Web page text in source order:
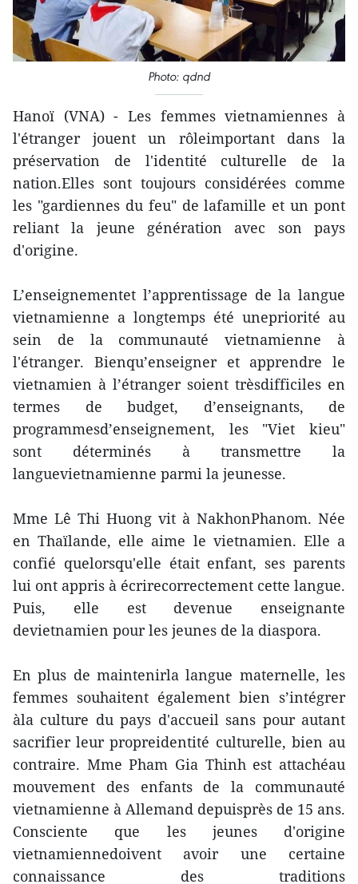
Photo: qdnd
Hanoï (VNA) - Les femmes vietnamiennes à
l'étranger jouent un rôleimportant dans la
préservation de l'identité culturelle de la
nation.Elles sont toujours considérées comme
les "gardiennes du feu" de lafamille et un pont
reliant la jeune génération avec son pays
d'origine.
L’enseignementet l’apprentissage de la langue
vietnamienne a longtemps été unepriorité au
sein de la communauté vietnamienne à
l'étranger. Bienqu’enseigner et apprendre le
vietnamien à l’étranger soient trèsdifficiles en
termes de budget, d’enseignants, de
programmesd’enseignement, les "Viet kieu"
sont déterminés à transmettre la
languevietnamienne parmi la jeunesse.
Mme Lê Thi Huong vit à NakhonPhanom. Née
en Thaïlande, elle aime le vietnamien. Elle a
confié quelorsqu'elle était enfant, ses parents
lui ont appris à écrirecorrectement cette langue.
Puis, elle est devenue enseignante
devietnamien pour les jeunes de la diaspora.
En plus de maintenirla langue maternelle, les
femmes souhaitent également bien s’intégrer
àla culture du pays d'accueil sans pour autant
sacrifier leur propreidentité culturelle, bien au
contraire. Mme Pham Gia Thinh est attachéau
mouvement des enfants de la communauté
vietnamienne à Allemand depuisprès de 15 ans.
Consciente que les jeunes d'origine
vietnamiennedoivent avoir une certaine
connaissance des traditions